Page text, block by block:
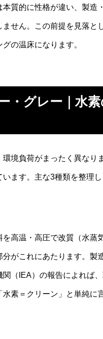
質的に性格が違い、製造
せん。この前提を見落と
の温床になります。
・グレー｜水
境負荷がまったく異なり
ます。主な3種類を整理し
高温・高圧で改質（水蒸
がこれにあたります。製
（IEA）の報告によれば
素＝クリーン」と単純に